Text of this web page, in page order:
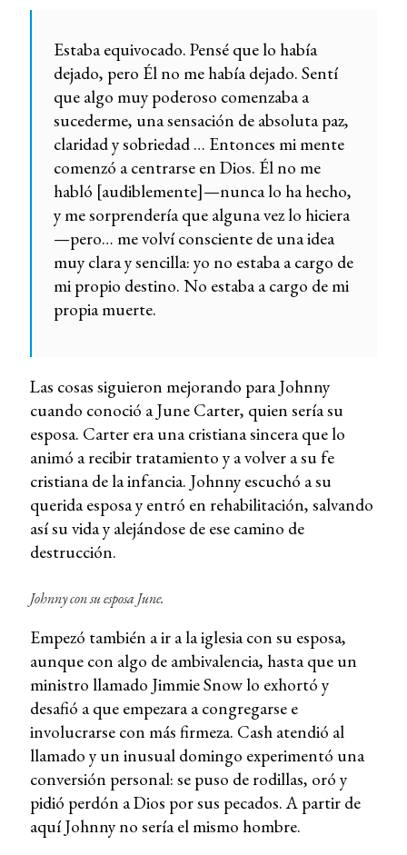
Estaba equivocado. Pensé que lo había
dejado, pero Él no me había dejado. Sentí
que algo muy poderoso comenzaba a
sucederme, una sensación de absoluta paz,
claridad y sobriedad … Entonces mi mente
comenzó a centrarse en Dios. Él no me
habló [audiblemente]—nunca lo ha hecho,
y me sorprendería que alguna vez lo hiciera
—pero… me volví consciente de una idea
muy clara y sencilla: yo no estaba a cargo de
mi propio destino. No estaba a cargo de mi
propia muerte.
Las cosas siguieron mejorando para Johnny
cuando conoció a June Carter, quien sería su
esposa. Carter era una cristiana sincera que lo
animó a recibir tratamiento y a volver a su fe
cristiana de la infancia. Johnny escuchó a su
querida esposa y entró en rehabilitación, salvando
así su vida y alejándose de ese camino de
destrucción.
Johnny con su esposa June.
Empezó también a ir a la iglesia con su esposa,
aunque con algo de ambivalencia, hasta que un
ministro llamado Jimmie Snow lo exhortó y
desafió a que empezara a congregarse e
involucrarse con más firmeza. Cash atendió al
llamado y un inusual domingo experimentó una
conversión personal: se puso de rodillas, oró y
pidió perdón a Dios por sus pecados. A partir de
aquí Johnny no sería el mismo hombre.